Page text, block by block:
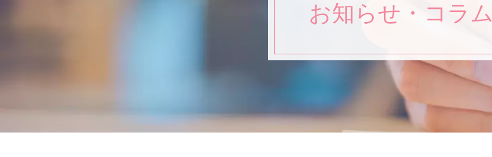
お知らせ・コラム